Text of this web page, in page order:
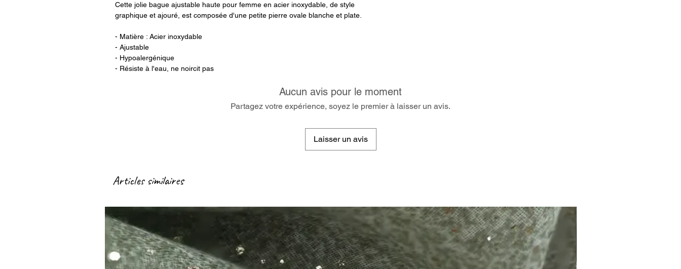
Cette jolie bague ajustable haute pour femme en acier inoxydable, de style
graphique et ajouré, est composée d'une petite pierre ovale blanche et plate.
- Matière : Acier inoxydable
- Ajustable
- Hypoalergénique
- Résiste à l'eau, ne noircit pas
Aucun avis pour le moment
Partagez votre expérience, soyez le premier à laisser un avis.
Laisser un avis
Articles similaires